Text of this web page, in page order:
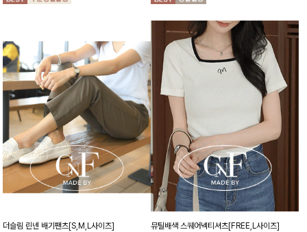
더슬림 린넨 배기팬츠[S,M,L사이즈] 뮤틸배색 스퀘어넥티셔츠[FREE,L사이즈]